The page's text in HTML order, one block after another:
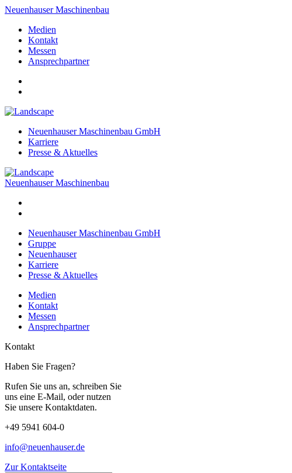
Neuenhauser Maschinenbau
Medien
Kontakt
Messen
Ansprechpartner
Neuenhauser Maschinenbau GmbH
Karriere
Presse & Aktuelles
Neuenhauser Maschinenbau
Neuenhauser Maschinenbau GmbH
Gruppe
Neuenhauser
Karriere
Presse & Aktuelles
Medien
Kontakt
Messen
Ansprechpartner
Kontakt
Haben Sie Fragen?
Rufen Sie uns an, schreiben Sie
uns eine E-Mail, oder nutzen
Sie unsere Kontaktdaten.
+49 5941 604-0
info@neuenhauser.de
Zur Kontaktseite